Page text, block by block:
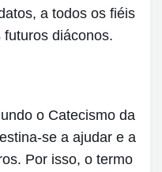
a todos os fiéis
diáconos.
o Catecismo da
se a ajudar e a
Por isso, o termo